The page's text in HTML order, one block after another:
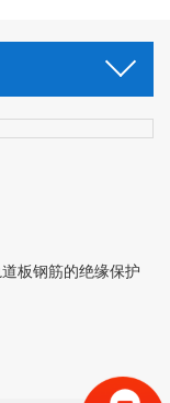
板钢筋的绝缘保护